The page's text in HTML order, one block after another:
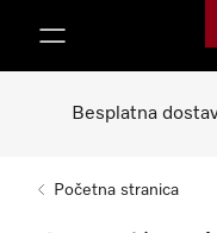
Besplatna
Početna stranica